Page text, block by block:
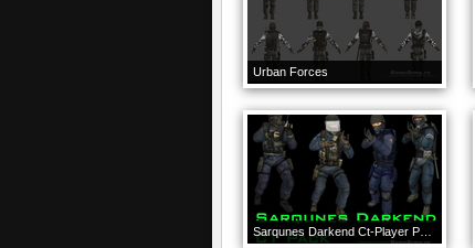
Urban Forces